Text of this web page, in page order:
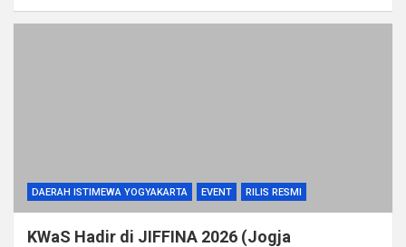
DAERAH ISTIMEWA YOGYAKARTA EVENT RILIS RESMI
KWaS Hadir di JIFFINA 2026 (Jogja